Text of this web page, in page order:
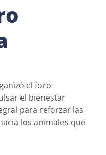
el foro
el bienestar
para reforzar las
los animales que